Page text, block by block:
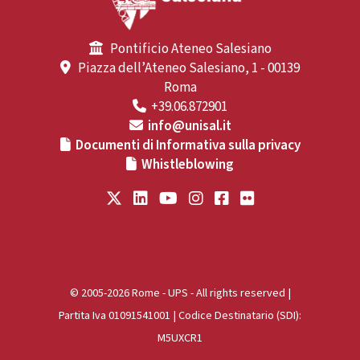
Pontificio Ateneo Salesiano
Piazza dell’Ateneo Salesiano, 1 - 00139
Roma
+39.06.872901
info@unisal.it
Documenti di Informativa sulla privacy
Whistleblowing
© 2005-2026 Rome - UPS - All rights reserved |
Partita Iva 01091541001 | Codice Destinatario (SDI):
M5UXCR1